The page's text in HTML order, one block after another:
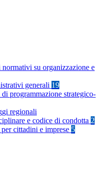
su organizzazione e
generali 19
programmazione strategico-
regionali
e codice di condotta 2
cittadini e imprese 5